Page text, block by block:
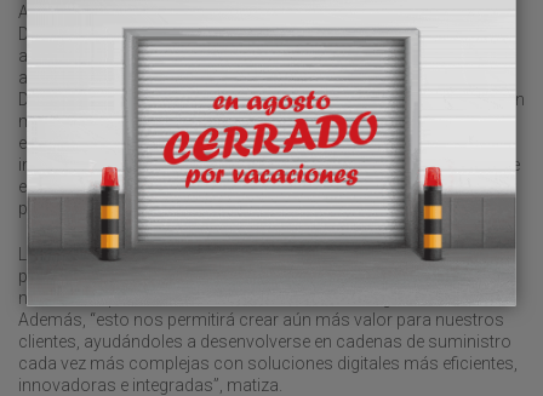
A partir de ahora, los productos estrella de Porte, como son
Dédalo yVellore, completarán la cartera actual de sistemas para
aeropuertos y puertos de Kalé, aportando capacidades
avanzadas en materia de cumplimiento normativo y aduanero.
Desde Portel afirman que las sinergia entre ambas compañías son
muy sólidas, con lo que todas sus soluciones “están llamadas a
experimentar una mejora significativa, no solo a través de la
integración de servicios y funcionalidades, sino también mediante
el intercambio de los conocimientos específicos del sector que
poseen ambas empresas”.
La directora comercial de Portel, Sandra Mena, avanza que Kalé
proporcionará “los recursos, la tecnología y el alcance global
necesarios para llevar nuestras soluciones al siguiente nivel”.
Además, “esto nos permitirá crear aún más valor para nuestros
clientes, ayudándoles a desenvolverse en cadenas de suministro
cada vez más complejas con soluciones digitales más eficientes,
innovadoras e integradas”, matiza.